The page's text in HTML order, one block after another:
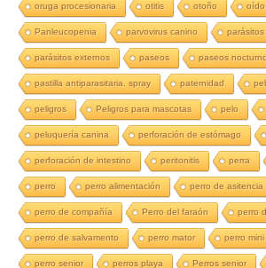
oruga procesionaria otitis otoño oído
Panleucopenia parvovirus canino parásitos
parásitos externos paseos paseos
pastilla antiparasitaria. spray paternidad
peligros Peligros para mascotas pelo
peluquería canina perforación de estómago
perforación de intestino peritonitis perra
perro perro alimentación perro de asitencia
perro de compañía Perro del faraón perro
perro de salvamento perro mator perro mini
perro senior perros playa Perros senior